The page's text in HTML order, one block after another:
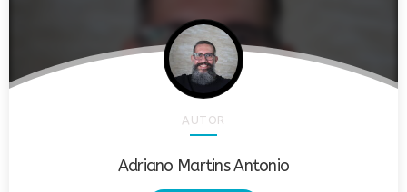
AUTOR
Adriano Martins Antonio